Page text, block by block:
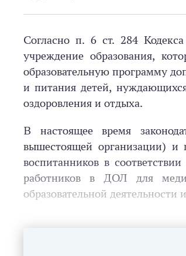
Согласно п. 6 ст. 284 Кодекса
учреждение образования,
образовательную программу
и питания детей,
оздоровления и отдыха.
В настоящее время
вышестоящей организации) и
воспитанников в
работников в ДОЛ для
образовательной